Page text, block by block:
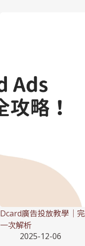
Dcard廣告投放教學｜
一次解析
2025-12-06